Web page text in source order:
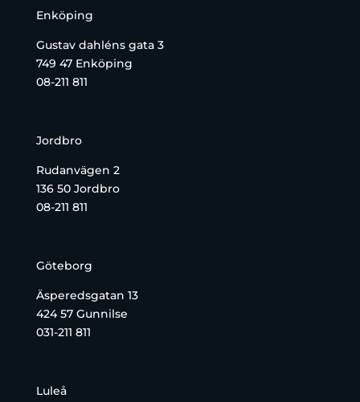
Enköping
Gustav dahléns gata 3
749 47 Enköping
08-211 811
Jordbro
Rudanvägen 2
136 50 Jordbro
08-211 811
Göteborg
Äsperedsgatan 13
424 57 Gunnilse
031-211 811
Luleå